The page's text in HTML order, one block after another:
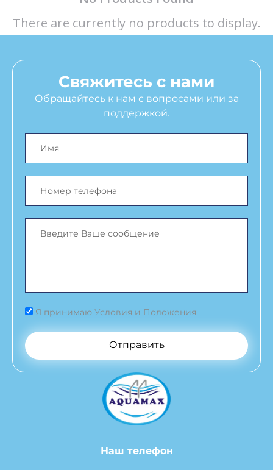
There are currently no products to display.
Свяжитесь с нами
Обращайтесь к нам с вопросами или за
поддержкой.
Я принимаю Условия и Положения
Отправить
Наш телефон